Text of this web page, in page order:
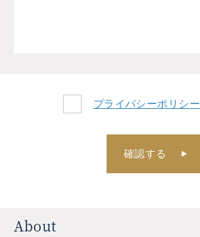
プライバシーポリシー
About